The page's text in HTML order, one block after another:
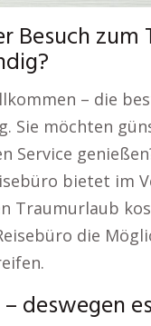
Besuch zum
– die
Sie möchten
Service
bietet im
Traumurlaub
die
deswegen